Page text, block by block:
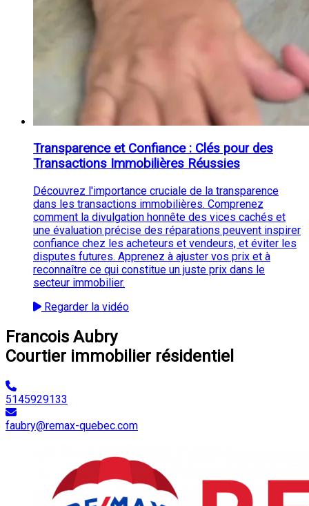
Transparence et Confiance : Clés pour des
Transactions Immobilières Réussies
Découvrez l'importance cruciale de la transparence
dans les transactions immobilières. Comprenez
comment la divulgation honnête des vices cachés et
une évaluation précise des réparations peuvent inspirer
confiance chez les acheteurs et vendeurs, et éviter les
disputes futures. Apprenez à ajuster vos prix et à
reconnaître ce qui constitue un juste prix dans le
secteur immobilier.
Regarder la vidéo
Francois Aubry
Courtier immobilier résidentiel
5145929133
faubry@remax-quebec.com